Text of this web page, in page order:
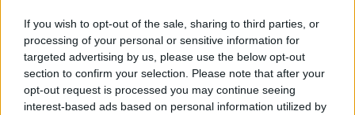
If you wish to opt-out of the sale, sharing to third parties, or
processing of your personal or sensitive information for
targeted advertising by us, please use the below opt-out
section to confirm your selection. Please note that after your
opt-out request is processed you may continue seeing
interest-based ads based on personal information utilized by
történhetett meg az a példátlan eset
Magyarországgal, hogy korlátozó záradékot
kapott a költségvetési adatai mellé. Most a
színfalak mögé láthatunk.